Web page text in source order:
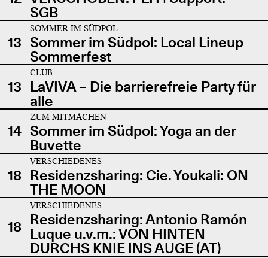
SGB
13
SOMMER IM SÜDPOL
Sommer im Südpol: Local Lineup
Sommerfest
13
CLUB
LaVIVA – Die barrierefreie Party für
alle
14
ZUM MITMACHEN
Sommer im Südpol: Yoga an der
Buvette
18
VERSCHIEDENES
Residenzsharing: Cie. Youkali: ON
THE MOON
18
VERSCHIEDENES
Residenzsharing: Antonio Ramón
Luque u.v.m.: VON HINTEN
DURCHS KNIE INS AUGE (AT)